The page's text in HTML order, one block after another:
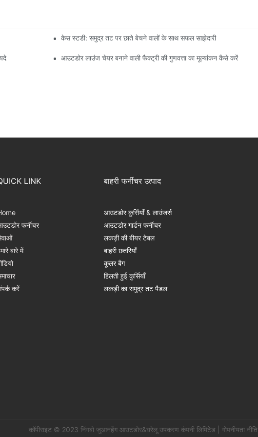
केस स्टडी: समुद्र तट पर छाते बेचने वालों के साथ सफल साझेदारी
आउटडोर लाउंज चेयर बनाने वाली फैक्ट्री की गुणवत्ता का मूल्यांकन कैसे करें
LINK
फर्नीचर
बारे में
करें
बाहरी फर्नीचर उत्पाद
आउटडोर कुर्सियाँ & लाउंजर्स
आउटडोर गार्डन फर्नीचर
लकड़ी की बीयर टेबल
बाहरी छतरियाँ
कूलर बैग
हिलती हुई कुर्सियाँ
लकड़ी का समुद्र तट पैडल
कॉपीराइट © 2023 निंगबो जुआनहेंग आउटडोर&घरेलू उपकरण कंपनी लिमिटेड | गोपनीयता नीति